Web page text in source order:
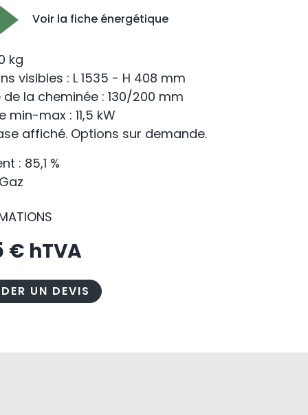
Voir la fiche énergétique
kg
visibles : L 1535 - H 408 mm
la cheminée : 130/200 mm
min-max : 11,5 kW
affiché. Options sur demande.
: 85,1 %
€ hTVA
UN DEVIS